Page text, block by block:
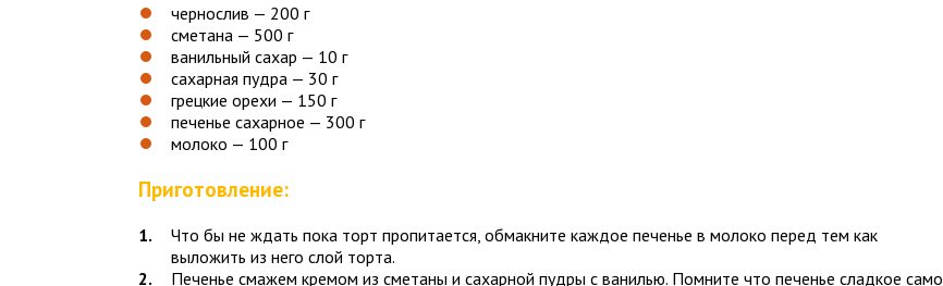
чернослив — 200 г
сметана — 500 г
ванильный сахар — 10 г
сахарная пудра — 30 г
грецкие орехи — 150 г
печенье сахарное — 300 г
молоко — 100 г
Приготовление:
Что бы не ждать пока торт пропитается, обмакните каждое печенье в молоко перед тем как
выложить из него слой торта.
Печенье смажем кремом из сметаны и сахарной пудры с ванилью. Помните что печенье сладкое само